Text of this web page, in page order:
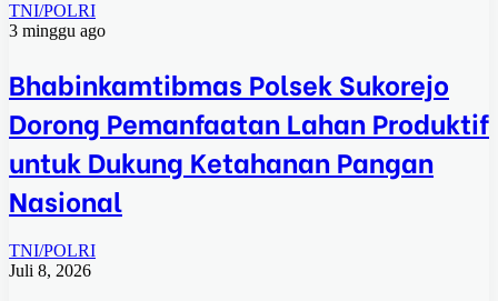
TNI/POLRI
3 minggu ago
Bhabinkamtibmas Polsek Sukorejo
Dorong Pemanfaatan Lahan Produktif
untuk Dukung Ketahanan Pangan
Nasional
TNI/POLRI
Juli 8, 2026